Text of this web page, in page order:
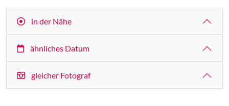
in der Nähe
ähnliches Datum
gleicher Fotograf